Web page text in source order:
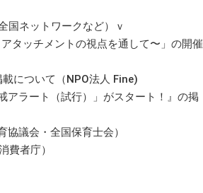
国ネットワークなど）ｖ
タッチメントの視点を通して〜」の開催
について（NPO法人 Fine)
アラート（試行）」がスタート！』の掲
議会・全国保育士会）
費者庁）